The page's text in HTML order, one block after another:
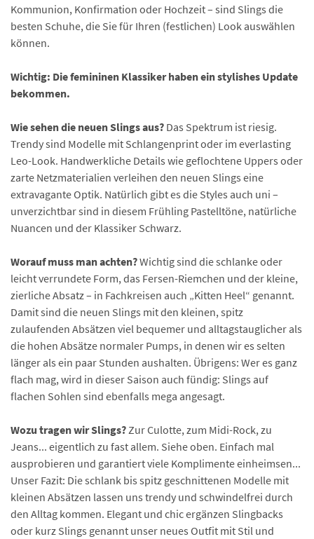
Kommunion, Konfirmation oder Hochzeit – sind Slings die
besten Schuhe, die Sie für Ihren (festlichen) Look auswählen
können.
Wichtig: Die femininen Klassiker haben ein stylishes Update
bekommen.
Wie sehen die neuen Slings aus? Das Spektrum ist riesig.
Trendy sind Modelle mit Schlangenprint oder im everlasting
Leo-Look. Handwerkliche Details wie geflochtene Uppers oder
zarte Netzmaterialien verleihen den neuen Slings eine
extravagante Optik. Natürlich gibt es die Styles auch uni –
unverzichtbar sind in diesem Frühling Pastelltöne, natürliche
Nuancen und der Klassiker Schwarz.
Worauf muss man achten?Wichtig sind die schlanke oder
leicht verrundete Form, das Fersen-Riemchen und der kleine,
zierliche Absatz – in Fachkreisen auch „Kitten Heel“ genannt.
Damit sind die neuen Slings mit den kleinen, spitz
zulaufenden Absätzen viel bequemer und alltagstauglicher als
die hohen Absätze normaler Pumps, in denen wir es selten
länger als ein paar Stunden aushalten. Übrigens: Wer es ganz
flach mag, wird in dieser Saison auch fündig: Slings auf
flachen Sohlen sind ebenfalls mega angesagt.
Wozu tragen wir Slings? Zur Culotte, zum Midi-Rock, zu
Jeans... eigentlich zu fast allem. Siehe oben. Einfach mal
ausprobieren und garantiert viele Komplimente einheimsen...
Unser Fazit: Die schlank bis spitz geschnittenen Modelle mit
kleinen Absätzen lassen uns trendy und schwindelfrei durch
den Alltag kommen. Elegant und chic ergänzen Slingbacks
oder kurz Slings genannt unser neues Outfit mit Stil und